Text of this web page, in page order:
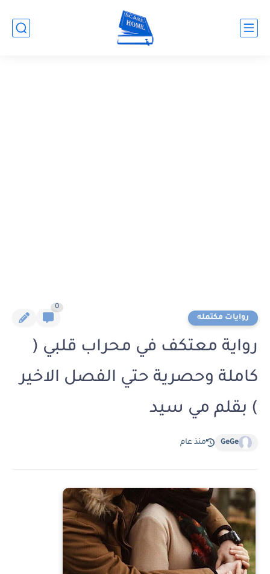
روايات مكتمله
0
رواية معتكف في محراب قلبي (
كاملة وحصرية حتي الفصل الاخير
) بقلم مي سيد
GeGe منذ عام